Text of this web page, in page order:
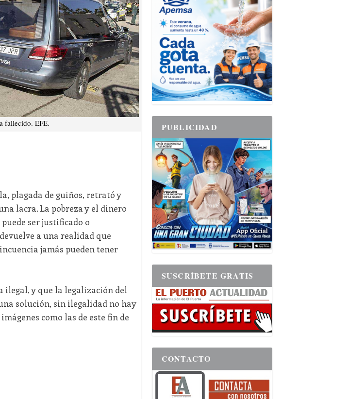
fallecido. EFE.
plagada de guiños, retrató y
lacra. La pobreza y el dinero
ser justificado o
a una realidad que
jamás pueden tener
ilegal, y que la legalización del
solución, sin ilegalidad no hay
como las de este fin de
PUBLICIDAD
SUSCRÍBETE GRATIS
CONTACTO